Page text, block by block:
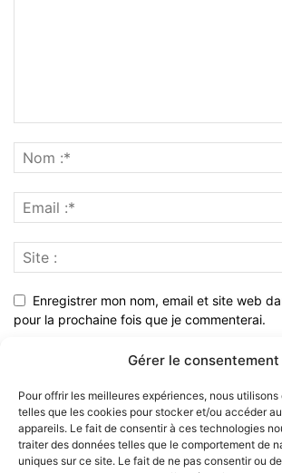
Gérer le consentement
Pour offrir les meilleures expériences, nous
telles que les cookies pour stocker et/ou accéder
appareils. Le fait de consentir à ces technologies
traiter des données telles que le comportement de
uniques sur ce site. Le fait de ne pas consentir ou
Enregistrer mon nom, email et site web
pour la prochaine fois que je commenterai.